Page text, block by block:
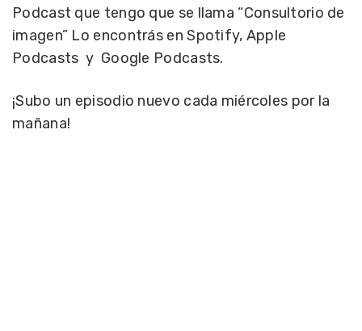
Podcast que tengo que se llama “Consultorio de
imagen” Lo encontrás en Spotify, Apple
Podcasts y Google Podcasts.
¡Subo un episodio nuevo cada miércoles por la
mañana!